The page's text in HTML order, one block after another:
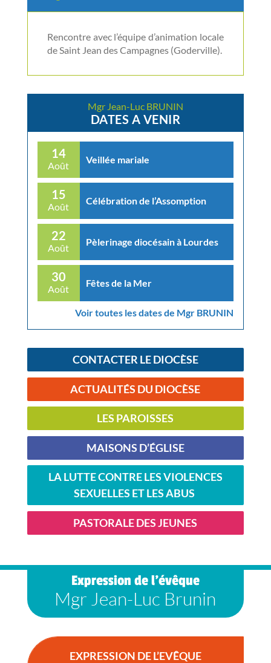
Rencontre avec l’équipe d’animation locale
de Saint Jean des Campagnes (Goderville).
Mgr Jean-Luc BRUNIN
DATES A VENIR
14
Août
Veillée mariale
15
Août
Célébration de l’Assomption
22
Août
Pèlerinage diocésain à Lourdes
30
Août
Fêtes de la Mer
Voir toutes les dates de Mgr BRUNIN
CONTACTER LE DIOCÈSE
ACTUALITÉS DU DIOCÈSE
LES PAROISSES
MAISONS D’ÉGLISE
LA LUTTE CONTRE LES VIOLENCES
SEXUELLES ET LES ABUS
PASTORALE DES JEUNES
Expression de l’évêque
Mgr Jean-Luc Brunin
EXPRESSION DE L’EVÊQUE